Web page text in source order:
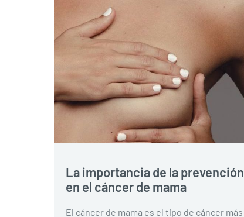
La importancia de la prevención
en el cáncer de mama
El cáncer de mama es el tipo de cáncer más